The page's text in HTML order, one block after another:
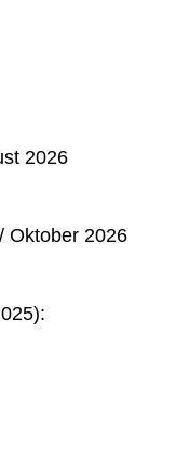
2026
2026